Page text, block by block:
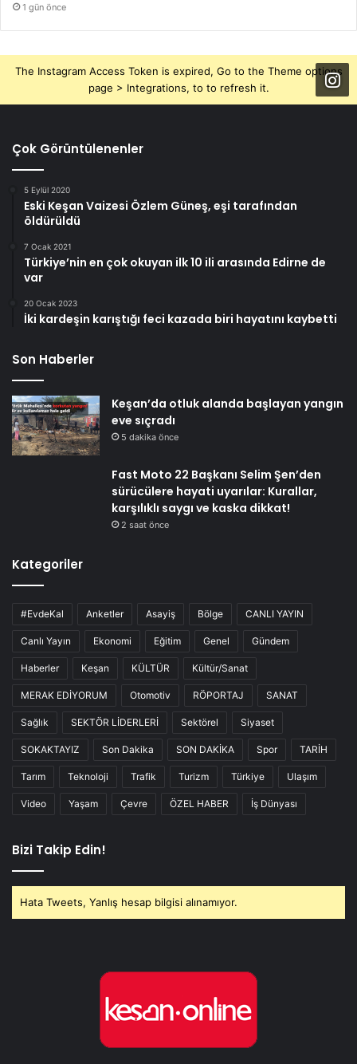
1 gün önce
The Instagram Access Token is expired, Go to the Theme options
page > Integrations, to to refresh it.
Çok Görüntülenenler
5 Eylül 2020
Eski Keşan Vaizesi Özlem Güneş, eşi tarafından
öldürüldü
7 Ocak 2021
Türkiye’nin en çok okuyan ilk 10 ili arasında Edirne de
var
20 Ocak 2023
İki kardeşin karıştığı feci kazada biri hayatını kaybetti
Son Haberler
Keşan’da otluk alanda başlayan yangın
eve sıçradı
5 dakika önce
Fast Moto 22 Başkanı Selim Şen’den
sürücülere hayati uyarılar: Kurallar,
karşılıklı saygı ve kaska dikkat!
2 saat önce
Kategoriler
#EvdeKal Anketler Asayiş Bölge CANLI YAYIN
Canlı Yayın Ekonomi Eğitim Genel Gündem
Haberler Keşan KÜLTÜR Kültür/Sanat
MERAK EDİYORUM Otomotiv RÖPORTAJ SANAT
Sağlık SEKTÖR LİDERLERİ Sektörel Siyaset
SOKAKTAYIZ Son Dakika SON DAKİKA Spor TARİH
Tarım Teknoloji Trafik Turizm Türkiye Ulaşım
Video Yaşam Çevre ÖZEL HABER İş Dünyası
Bizi Takip Edin!
Hata Tweets, Yanlış hesap bilgisi alınamıyor.